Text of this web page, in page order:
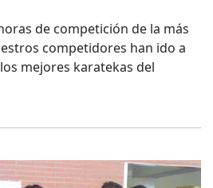
de competición de la más
competidores han ido a
mejores karatekas del